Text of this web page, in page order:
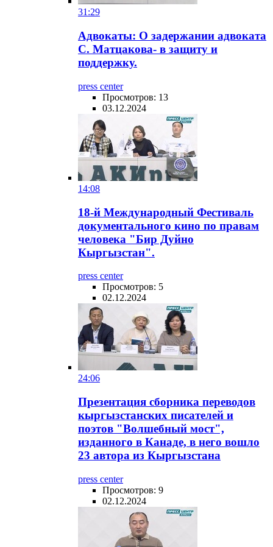
31:29
Адвокаты: О задержании адвоката
С. Матцакова- в защиту и
поддержку.
press center
Просмотров: 13
03.12.2024
14:08
18-й Международный Фестиваль
документального кино по правам
человека "Бир Дуйно
Кыргызстан".
press center
Просмотров: 5
02.12.2024
24:06
Презентация сборника переводов
кыргызстанских писателей и
поэтов "Волшебный мост",
изданного в Канаде, в него вошло
23 автора из Кыргызстана
press center
Просмотров: 9
02.12.2024